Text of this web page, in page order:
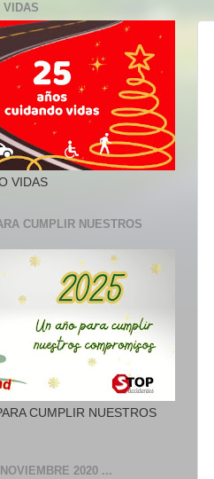
VIDAS
VIDAS
CUMPLIR NUESTROS
CUMPLIR NUESTROS
2020 ...